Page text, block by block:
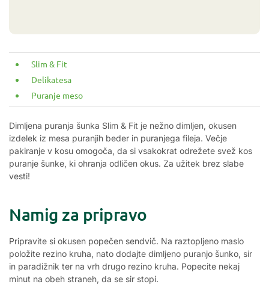
Slim & Fit
Delikatesa
Puranje meso
Dimljena puranja šunka Slim & Fit je nežno dimljen, okusen
izdelek iz mesa puranjih beder in puranjega fileja. Večje
pakiranje v kosu omogoča, da si vsakokrat odrežete svež kos
puranje šunke, ki ohranja odličen okus. Za užitek brez slabe
vesti!
Namig za pripravo
Pripravite si okusen popečen sendvič. Na raztopljeno maslo
položite rezino kruha, nato dodajte dimljeno puranjo šunko, sir
in paradižnik ter na vrh drugo rezino kruha. Popecite nekaj
minut na obeh straneh, da se sir stopi.